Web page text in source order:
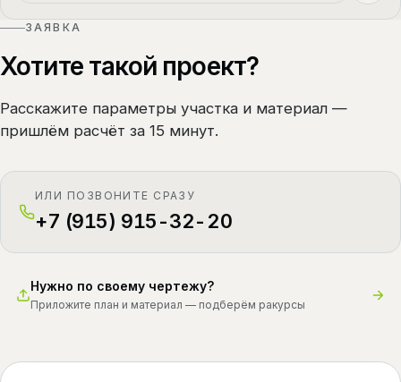
ЗАЯВКА
Хотите такой проект?
Расскажите параметры участка и материал —
пришлём расчёт за 15 минут.
ИЛИ ПОЗВОНИТЕ СРАЗУ
+7 (915) 915-32-20
Нужно по своему чертежу?
Приложите план и материал — подберём ракурсы